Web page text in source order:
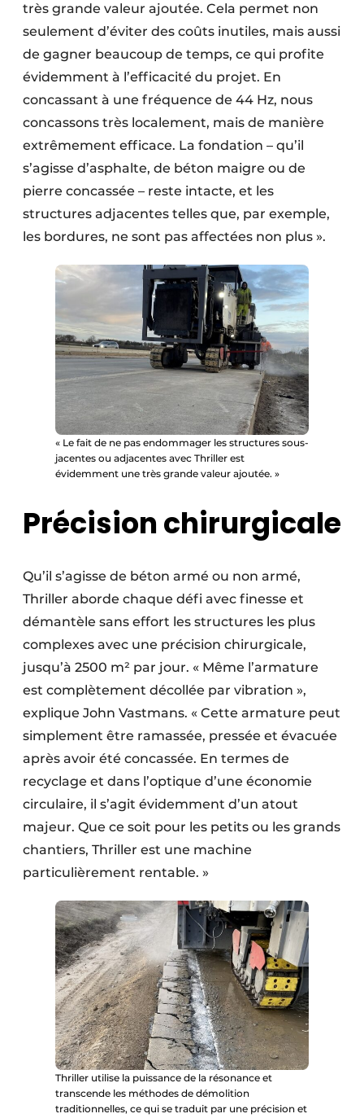
très grande valeur ajoutée. Cela permet non
seulement d’éviter des coûts inutiles, mais aussi
de gagner beaucoup de temps, ce qui profite
évidemment à l’efficacité du projet. En
concassant à une fréquence de 44 Hz, nous
concassons très localement, mais de manière
extrêmement efficace. La fondation – qu’il
s’agisse d’asphalte, de béton maigre ou de
pierre concassée – reste intacte, et les
structures adjacentes telles que, par exemple,
les bordures, ne sont pas affectées non plus ».
« Le fait de ne pas endommager les structures sous-
jacentes ou adjacentes avec Thriller est
évidemment une très grande valeur ajoutée. »
Précision chirurgicale
Qu’il s’agisse de béton armé ou non armé,
Thriller aborde chaque défi avec finesse et
démantèle sans effort les structures les plus
complexes avec une précision chirurgicale,
jusqu’à 2500 m² par jour. « Même l’armature
est complètement décollée par vibration »,
explique John Vastmans. « Cette armature peut
simplement être ramassée, pressée et évacuée
après avoir été concassée. En termes de
recyclage et dans l’optique d’une économie
circulaire, il s’agit évidemment d’un atout
majeur. Que ce soit pour les petits ou les grands
chantiers, Thriller est une machine
particulièrement rentable. »
Thriller utilise la puissance de la résonance et
transcende les méthodes de démolition
traditionnelles, ce qui se traduit par une précision et